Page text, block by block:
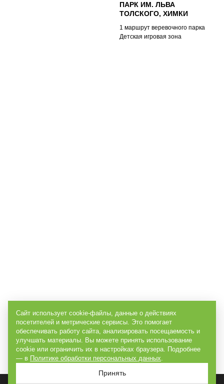
ПАРК ИМ. ЛЬВА
ТОЛСКОГО, ХИМКИ
1 маршрут веревочного парка
Детская игровая зона
Сайт использует cookie-файлы, данные о действиях
посетителей и метрические сервисы. Это помогает
обеспечивать работу сайта, анализировать посещаемость и
улучшать материалы. Вы можете принять использование
cookie или ограничить их в настройках браузера. Подробнее
— в Политике обработки персональных данных.
Принять